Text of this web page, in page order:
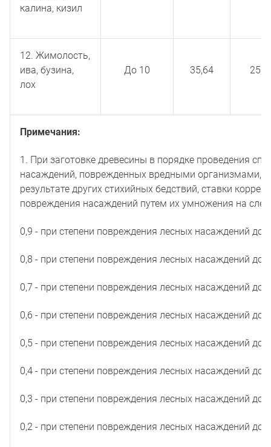
калина, кизил
12. Жимолость,
ива, бузина,
лох
До 10 35,64 25,2
Примечания:
1. При заготовке древесины в порядке проведения
насаждений, поврежденных вредными организмами,
результате других стихийных бедствий, ставки
повреждения насаждений путем их умножения на
0,9 - при степени повреждения лесных насаждений до
0,8 - при степени повреждения лесных насаждений до
0,7 - при степени повреждения лесных насаждений до
0,6 - при степени повреждения лесных насаждений до
0,5 - при степени повреждения лесных насаждений до
0,4 - при степени повреждения лесных насаждений до
0,3 - при степени повреждения лесных насаждений до
0,2 - при степени повреждения лесных насаждений до